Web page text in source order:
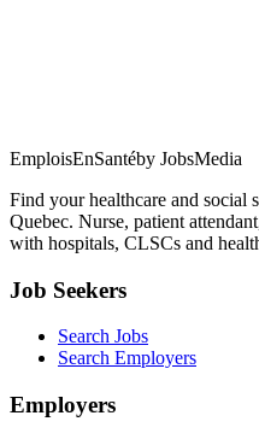
EmploisEnSantéby JobsMedia
Find your healthcare and social
Quebec. Nurse, patient
with hospitals, CLSCs and
Job Seekers
Search Jobs
Search Employers
Employers